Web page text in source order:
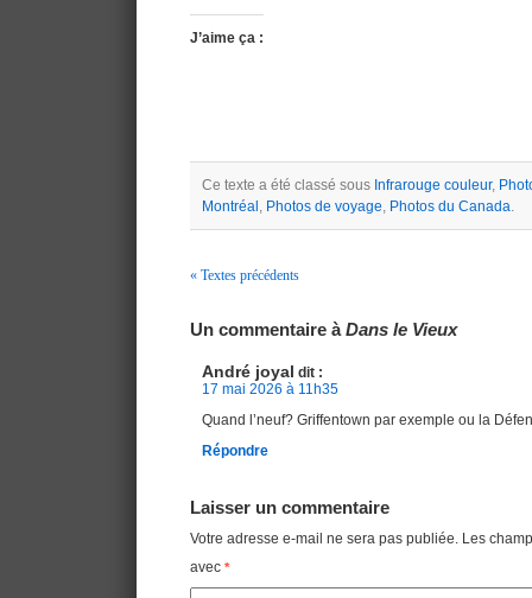
J’aime ça :
Ce texte a été classé sous Infrarouge couleur,
Montréal Photos de voyage Photos du Canada
« Textes précédents
Un commentaire àDans le Vieux
André joyal dit :
17 mai 2026 à 11h35
Quand l’neuf? Griffentown par exemple ou la
Répondre
Laisser un commentaire
Votre adresse e-mail ne sera pas publiée. Les
avec *